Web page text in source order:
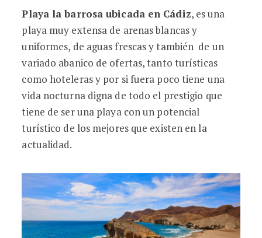
Playa la barrosa ubicada en Cádiz, es una
playa muy extensa de arenas blancas y
uniformes, de aguas frescas y también de un
variado abanico de ofertas, tanto turísticas
como hoteleras y por si fuera poco tiene una
vida nocturna digna de todo el prestigio que
tiene de ser una playa con un potencial
turístico de los mejores que existen en la
actualidad.